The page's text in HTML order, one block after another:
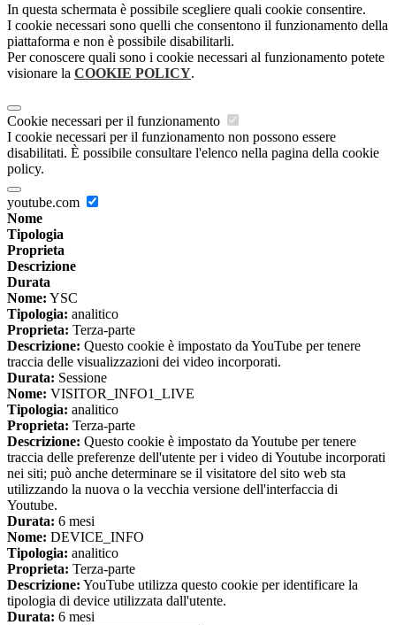
In questa schermata è possibile scegliere quali cookie consentire.
I cookie necessari sono quelli che consentono il funzionamento della
piattaforma e non è possibile disabilitarli.
Per conoscere quali sono i cookie necessari al funzionamento potete
visionare la COOKIE POLICY.
Cookie necessari per il funzionamento
I cookie necessari per il funzionamento non possono essere
disabilitati. È possibile consultare l'elenco nella pagina della cookie
policy.
youtube.com
Nome
Tipologia
Proprieta
Descrizione
Durata
Nome: YSC
Tipologia: analitico
Proprieta: Terza-parte
Descrizione: Questo cookie è impostato da YouTube per tenere
traccia delle visualizzazioni dei video incorporati.
Durata: Sessione
Nome: VISITOR_INFO1_LIVE
Tipologia: analitico
Proprieta: Terza-parte
Descrizione: Questo cookie è impostato da Youtube per tenere
traccia delle preferenze dell'utente per i video di Youtube incorporati
nei siti; può anche determinare se il visitatore del sito web sta
utilizzando la nuova o la vecchia versione dell'interfaccia di
Youtube.
Durata: 6 mesi
Nome: DEVICE_INFO
Tipologia: analitico
Proprieta: Terza-parte
Descrizione: YouTube utilizza questo cookie per identificare la
tipologia di device utilizzata dall'utente.
Durata: 6 mesi